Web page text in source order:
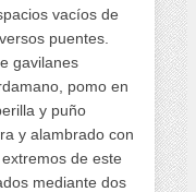
vacíos de
puentes.
gavilanes
pomo en
y puño
y alambrado con
de este
mediante dos